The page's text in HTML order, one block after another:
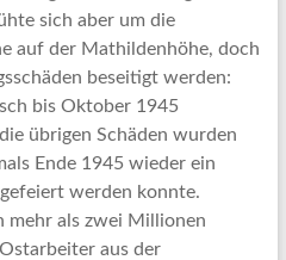
sich aber um die
auf der Mathildenhöhe, doch
beseitigt werden:
bis Oktober 1945
übrigen Schäden wurden
Ende 1945 wieder ein
werden konnte.
mehr als zwei Millionen
aus der